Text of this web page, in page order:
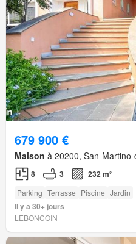
679 900 €
Maison à 20200, San-
8 3 232 m²
Parking Terrasse Piscine Jardin
Il y a 30+ jours
LEBONCOIN